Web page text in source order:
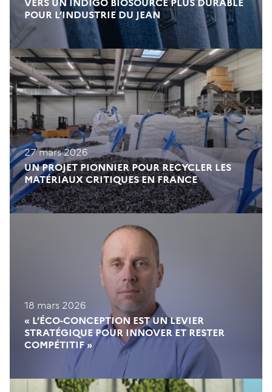
VERS UN INDIGO BIOSOURCÉ PLUS DURABLE
POUR L’INDUSTRIE DU JEAN
UN PROJET PIONNIER POUR RECYCLER LES
MATÉRIAUX CRITIQUES EN FRANCE
27 mars 2026
« L’ÉCO-CONCEPTION EST UN LEVIER
STRATÉGIQUE POUR INNOVER ET RESTER
COMPÉTITIF »
18 mars 2026